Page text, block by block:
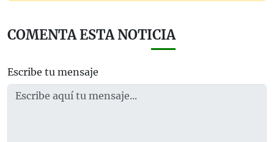
COMENTA ESTA NOTICIA
Escribe tu mensaje